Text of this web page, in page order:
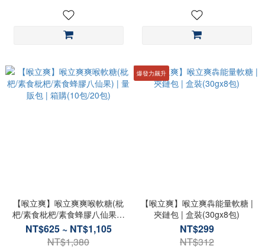
【喉立爽】喉立爽爽喉軟糖(枇
杷/素食枇杷/素食蜂膠八仙果) |
量販包 | 箱購(10包/20包)
NT$625 ~ NT$1,105
NT$1,380
爆發力飆升
【喉立爽】喉立爽犇能量軟糖 |
夾鏈包 | 盒裝(30gx8包)
NT$299
NT$312